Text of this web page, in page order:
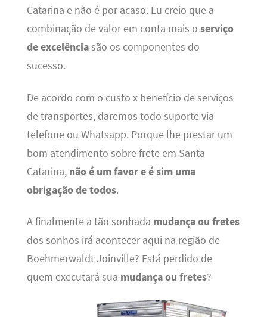
Catarina e não é por acaso. Eu creio que a
combinação de valor em conta mais o serviço
de excelênciasão os componentes do
sucesso.
De acordo com o custo x benefício de serviços
de transportes, daremos todo suporte via
telefone ou Whatsapp. Porque lhe prestar um
bom atendimento sobre frete em Santa
Catarina, não é um favor e é sim uma
obrigação de todos.
A finalmente a tão sonhada mudança ou fretes
dos sonhos irá acontecer aqui na região de
Boehmerwaldt Joinville? Está perdido de
quem executará sua mudança ou fretes?